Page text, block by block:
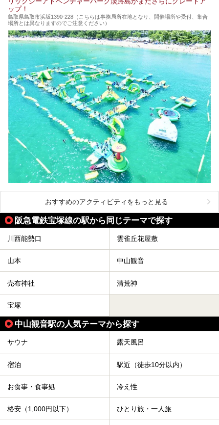
ップ！
鳥取県鳥取市浜坂1390‐228（こちらは事務局所在地となり、開催場所や受付、集合
場所とは異なりますのでご注意ください）
おすすめのアクティビティをもっと見る
阪急電鉄宝塚線の駅から同じテーマで探す
川西能勢口 雲雀丘花屋敷
山本 中山観音
売布神社 清荒神
宝塚
中山観音駅の人気テーマから探す
サウナ 露天風呂
宿泊 駅近（徒歩10分以内）
お食事・食事処 冷え性
格安（1,000円以下） ひとり旅・一人旅